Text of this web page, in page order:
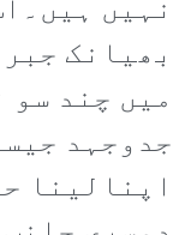
نہیں
بھیانک
میں چند
جدوجہد
اپنالینا